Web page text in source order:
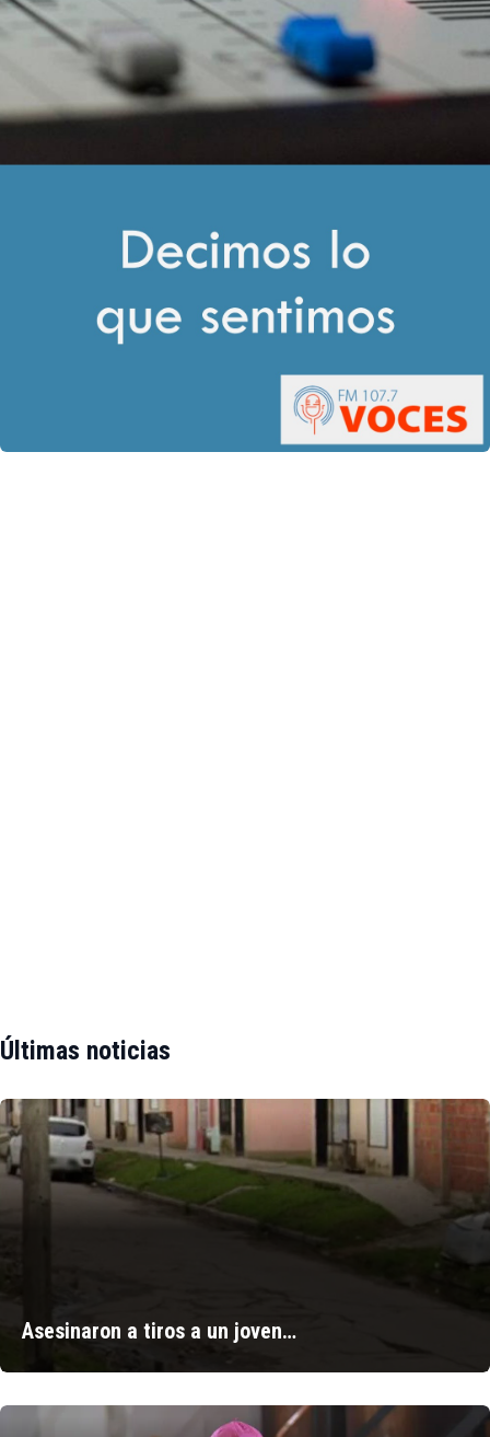
Últimas noticias
Asesinaron a tiros a un joven…